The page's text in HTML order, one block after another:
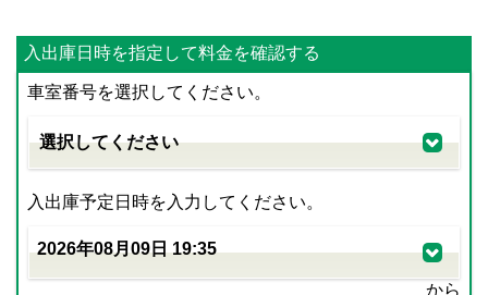
入出庫日時を指定して料金を確認する
車室番号を選択してください。
入出庫予定日時を入力してください。
から